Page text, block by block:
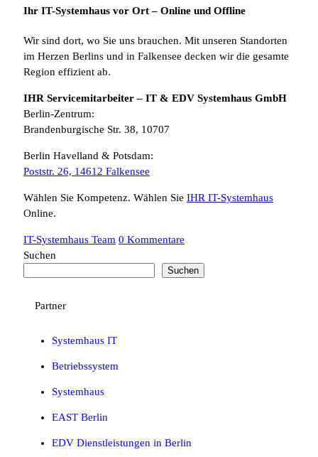
Ihr IT-Systemhaus vor Ort – Online und Offline
Wir sind dort, wo Sie uns brauchen. Mit unseren Standorten
im Herzen Berlins und in Falkensee decken wir die gesamte
Region effizient ab.
IHR Servicemitarbeiter – IT & EDV Systemhaus GmbH
Berlin-Zentrum:
Brandenburgische Str. 38, 10707
Berlin Havelland & Potsdam:
Poststr. 26, 14612 Falkensee
Wählen Sie Kompetenz. Wählen Sie IHR IT-Systemhaus
Online.
IT-Systemhaus Team 0 Kommentare
Suchen
Suchen
Partner
Systemhaus IT
Betriebssystem
Systemhaus
EAST Berlin
EDV Dienstleistungen in Berlin